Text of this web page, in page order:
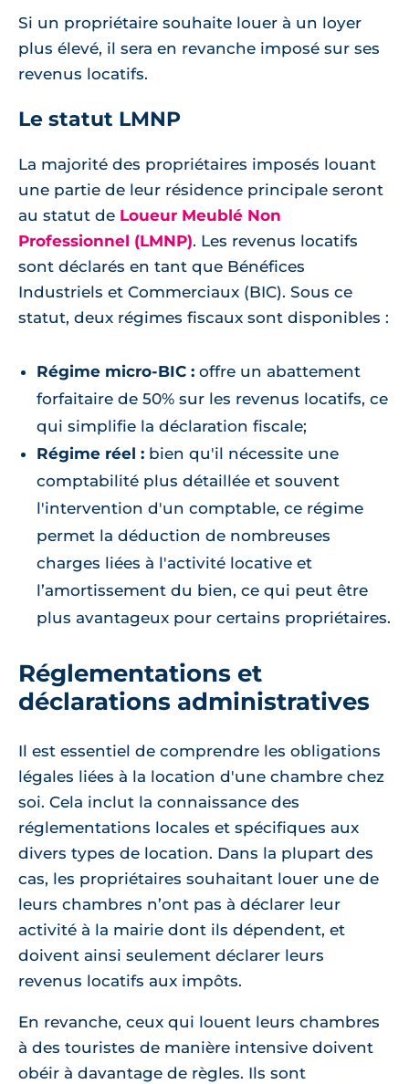
Si un propriétaire souhaite louer à un loyer
plus élevé, il sera en revanche imposé sur ses
revenus locatifs.
Le statut LMNP
La majorité des propriétaires imposés louant
une partie de leur résidence principale seront
au statut de Loueur Meublé Non
Professionnel (LMNP). Les revenus locatifs
sont déclarés en tant que Bénéfices
Industriels et Commerciaux (BIC). Sous ce
statut, deux régimes fiscaux sont disponibles :
Régime micro-BIC : offre un abattement
forfaitaire de 50% sur les revenus locatifs, ce
qui simplifie la déclaration fiscale;
Régime réel : bien qu'il nécessite une
comptabilité plus détaillée et souvent
l'intervention d'un comptable, ce régime
permet la déduction de nombreuses
charges liées à l'activité locative et
l’amortissement du bien, ce qui peut être
plus avantageux pour certains propriétaires.
Réglementations et
déclarations administratives
Il est essentiel de comprendre les obligations
légales liées à la location d'une chambre chez
soi. Cela inclut la connaissance des
réglementations locales et spécifiques aux
divers types de location. Dans la plupart des
cas, les propriétaires souhaitant louer une de
leurs chambres n’ont pas à déclarer leur
activité à la mairie dont ils dépendent, et
doivent ainsi seulement déclarer leurs
revenus locatifs aux impôts.
En revanche, ceux qui louent leurs chambres
à des touristes de manière intensive doivent
obéir à davantage de règles. Ils sont